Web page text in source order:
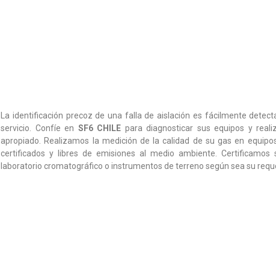
La identificación precoz de una falla de aislación es fácilmente
servicio. Confíe en SF6 CHILE para diagnosticar sus equipos y
apropiado. Realizamos la medición de la calidad de su gas en
certificados y libres de emisiones al medio ambiente.
laboratorio cromatográfico o instrumentos de terreno según sea su